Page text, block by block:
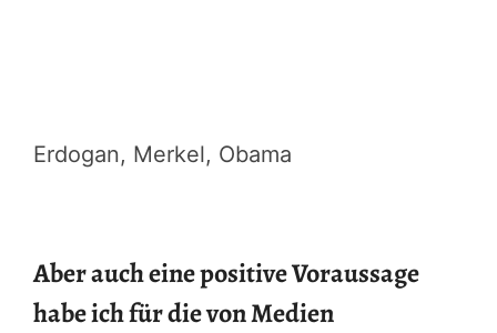
Erdogan, Merkel, Obama
Aber auch eine positive Voraussage
habe ich für die von Medien